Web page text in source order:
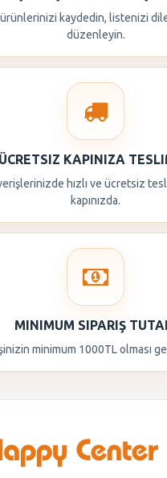
ürünlerinizi kaydedin, listenizi
düzenleyin.
ÜCRETSIZ KAPINIZA
hızlı ve ücretsiz
kapınızda.
MINIMUM SIPARIŞ
minimum 1000TL olması